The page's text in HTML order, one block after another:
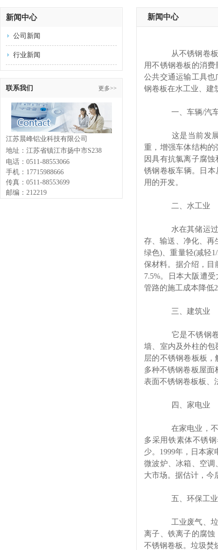
新闻中心
公司新闻
行业新闻
联系我们 更多>>
江苏晨峰铝业科技有限公司
地址： 江苏省镇江市扬中市S238
电话： 0511-88553066
手机： 17715988666
传真： 0511-88553699
邮编： 212219
新闻中心
从不锈钢卷
用不锈钢卷板的消
公共交通运输工具
钢卷板在水工业、建
一、车辆/汽
这是当前发展
重，增强车体结构
因具有抗氯离子腐
锈钢卷板车辆。日
用的开发。
二、水工业
水在其储运过
存、输送、净化、再
绿色)、重量轻(减轻
保材料。据介绍，目
7.5%。日本大阪遭
管路的施工成本降低
三、建筑业
它是不锈钢卷
墙、室内及外柱的
层的不锈钢卷板板
多种不锈钢卷板屋面
表面不锈钢卷板板、
四、家电业
在家电业，不
多采用铁素体不锈
少。1999年，日本
微波炉、冰箱、空
大市场。据估计，今
五、环保工业
工业废气、垃
离子、铁离子的腐
不锈钢卷板。垃圾焚